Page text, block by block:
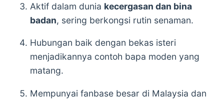
Aktif dalam dunia kecergasan dan bina
badan, sering berkongsi rutin senaman.
Hubungan baik dengan bekas isteri
menjadikannya contoh bapa moden yang
matang.
Mempunyai fanbase besar di Malaysia dan